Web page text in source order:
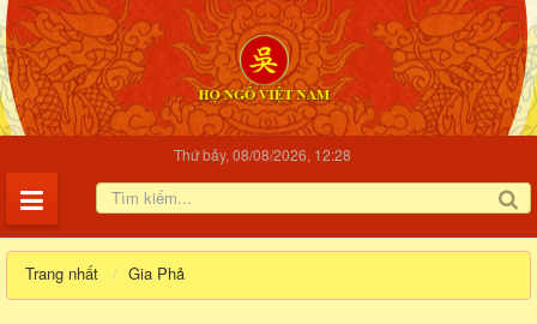
Thứ bảy, 08/08/2026, 12:28
Trang nhất Gia Phả